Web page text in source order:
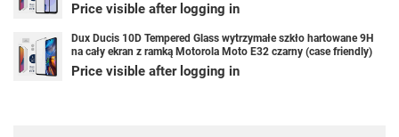
Price visible after logging in
Dux Ducis 10D Tempered Glass wytrzymałe szkło hartowane 9H
na cały ekran z ramką Motorola Moto E32 czarny (case friendly)
Price visible after logging in